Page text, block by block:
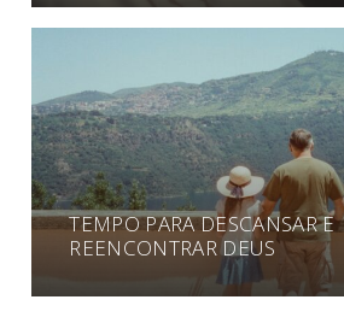
TEMPO PARA DESCANSAR E
REENCONTRAR DEUS